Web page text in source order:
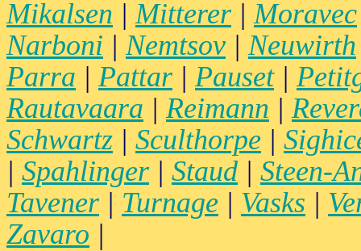
Mikalsen | Mitterer | Moravec
Narboni | Nemtsov | Neuwirth
Parra | Pattar | Pauset|
Rautavaara | Reimann |
Schwartz | Sculthorpe |
| Spahlinger | Staud | Steen-
Tavener | Turnage | Vasks |
Zavaro |